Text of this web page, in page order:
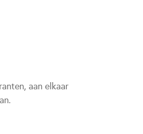
aan elkaar